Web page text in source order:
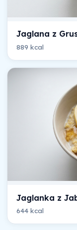
Jaglana z
889 kcal
Jaglanka z
644 kcal